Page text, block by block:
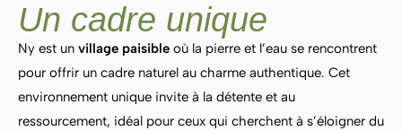
Un cadre unique
Ny est un village paisible où la pierre et l’eau se rencontrent
pour offrir un cadre naturel au charme authentique. Cet
environnement unique invite à la détente et au
ressourcement, idéal pour ceux qui cherchent à s’éloigner du